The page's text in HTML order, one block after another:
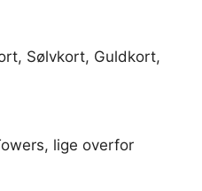
Sølvkort, Guldkort,
lige overfor